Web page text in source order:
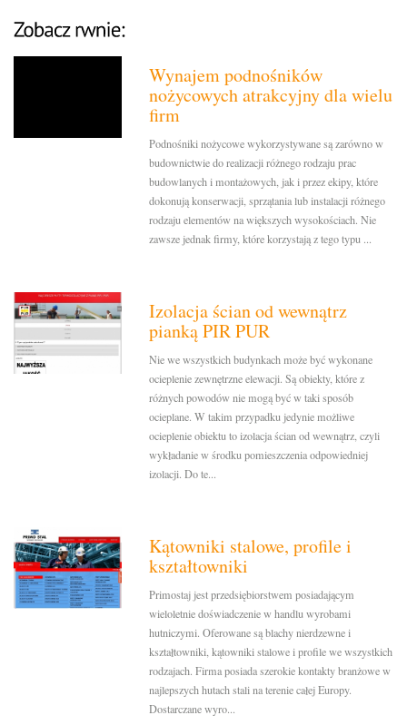
Wynajem podnośników
nożycowych atrakcyjny dla wielu
firm
Podnośniki nożycowe wykorzystywane są zarówno w
budownictwie do realizacji różnego rodzaju prac
budowlanych i montażowych, jak i przez ekipy, które
dokonują konserwacji, sprzątania lub instalacji różnego
rodzaju elementów na większych wysokościach. Nie
zawsze jednak firmy, które korzystają z tego typu ...
Izolacja ścian od wewnątrz
pianką PIR PUR
Nie we wszystkich budynkach może być wykonane
ocieplenie zewnętrzne elewacji. Są obiekty, które z
różnych powodów nie mogą być w taki sposób
ocieplane. W takim przypadku jedynie możliwe
ocieplenie obiektu to izolacja ścian od wewnątrz, czyli
wykładanie w środku pomieszczenia odpowiedniej
izolacji. Do te...
Kątowniki stalowe, profile i
kształtowniki
Primostaj jest przedsiębiorstwem posiadającym
wieloletnie doświadczenie w handlu wyrobami
hutniczymi. Oferowane są blachy nierdzewne i
kształtowniki, kątowniki stalowe i profile we wszystkich
rodzajach. Firma posiada szerokie kontakty branżowe w
najlepszych hutach stali na terenie całej Europy.
Dostarczane wyro...